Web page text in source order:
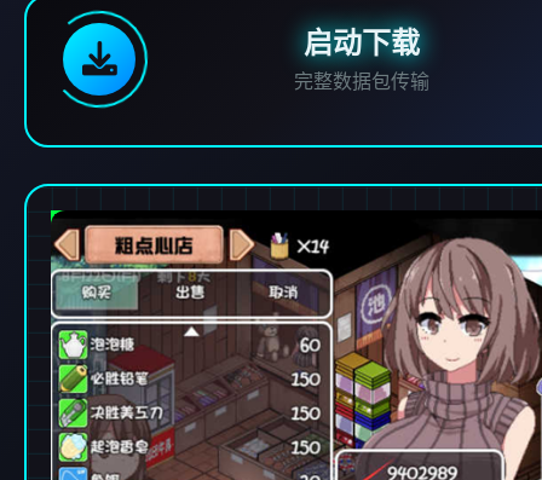
启动下载
完整数据包传输